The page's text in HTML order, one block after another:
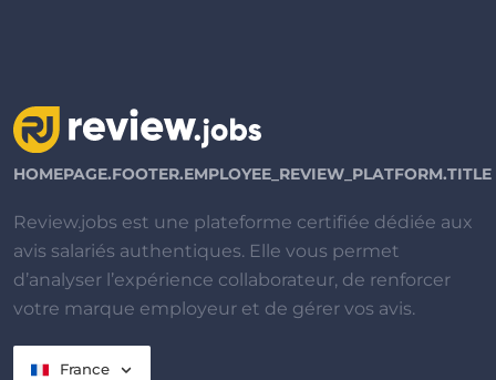
HOMEPAGE.FOOTER.EMPLOYEE_REVIEW_PLATFORM.TITLE
Review.jobs est une plateforme certifiée dédiée aux
avis salariés authentiques. Elle vous permet
d’analyser l’expérience collaborateur, de renforcer
votre marque employeur et de gérer vos avis.
France